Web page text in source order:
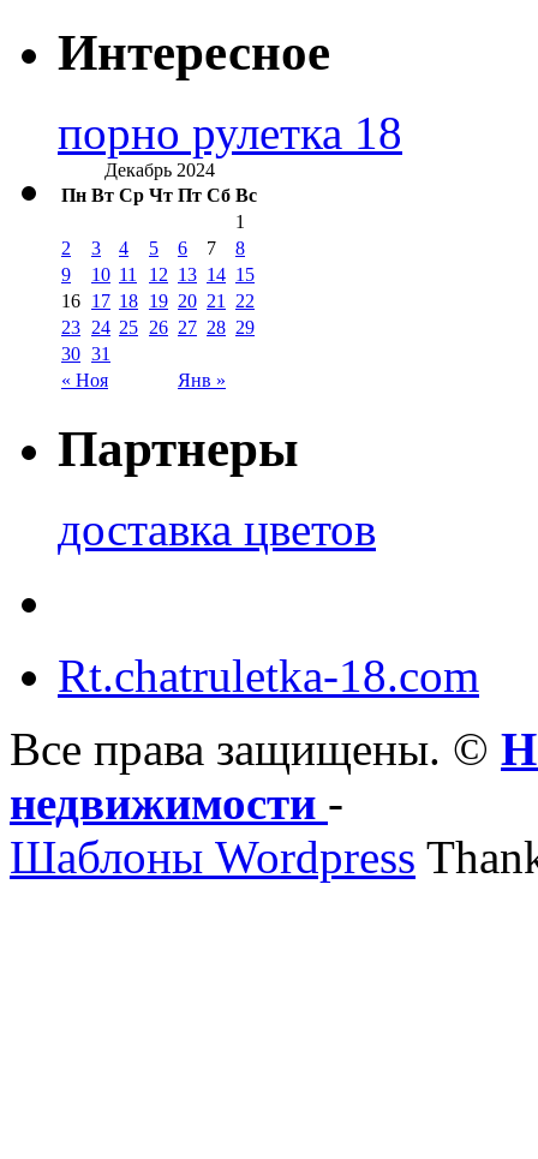
Интересное
порно рулетка 18
Декабрь 2024
Пн Вт Ср Чт Пт Сб Вс
« Ноя Янв »
1
2
3 4 5 6 7
8
9
10 11 12 13 14 15
16 17 18 19 20 21
22
23 24 25 26 27 28 29
30 31
Партнеры
доставка цветов
Rt.chatruletka-18.com
Все права защищены. ©
недвижимости -
Шаблоны Wordpress